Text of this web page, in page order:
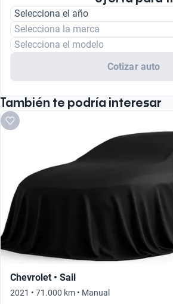
Selecciona el año
Selecciona la marca
Selecciona el modelo
Cotizar auto
También te podría interesar
Chevrolet • Sail
2021 • 71.000 km • Manual